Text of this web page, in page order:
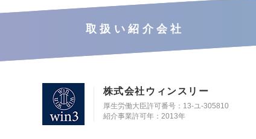
取扱い紹介会社
株式会社ウィンスリー
厚生労働大臣許可番号：13-ユ-305810
紹介事業許可年：2013年